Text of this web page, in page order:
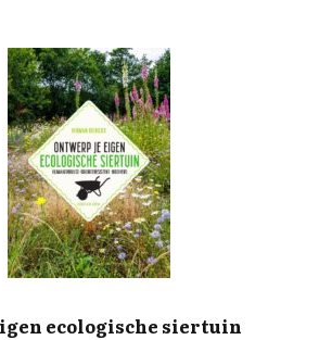
ecologische siertuin